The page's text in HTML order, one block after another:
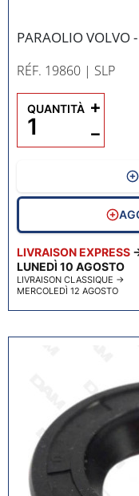
PARAOLIO VOLVO
RÉF. 19860 | SLP
LIVRAISON EXPRESS
LUNEDÌ 10 AGOSTO
LIVRAISON CLASSIQUE →
MERCOLEDÌ 12 AGOSTO
QUANTITÀ
−
+